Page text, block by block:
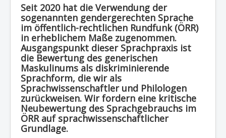
Verlag
Seit 2020 hat die Verwendung der
sogenannten gendergerechten Sprache
im öffentlich-rechtlichen Rundfunk (ÖRR)
in erheblichem Maße zugenommen.
Ausgangspunkt dieser Sprachpraxis ist
die Bewertung des generischen
Maskulinums als diskriminierende
Sprachform, die wir als
Sprachwissenschaftler und Philologen
zurückweisen. Wir fordern eine kritische
Neubewertung des Sprachgebrauchs im
ÖRRauf sprachwissenschaftlicher
Grundlage.